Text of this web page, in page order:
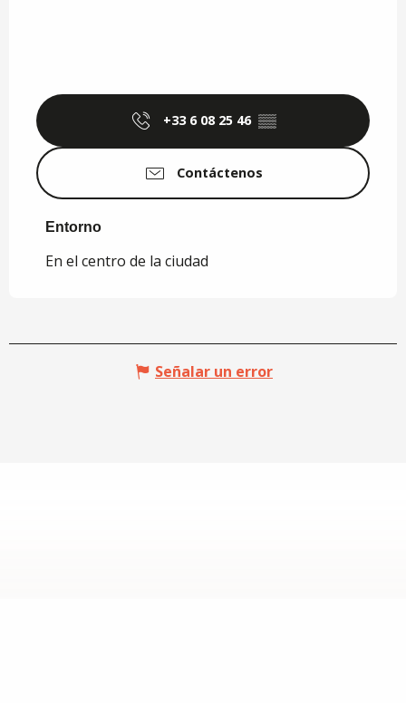
+33 6 08 25 46 ▒▒
Contáctenos
Entorno
Entorno
En el centro de la ciudad
Señalar un error